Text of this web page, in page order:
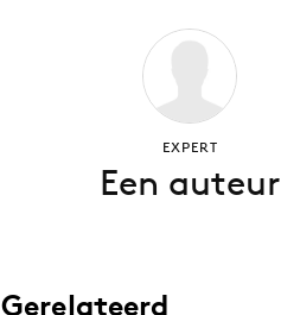
EXPERT
Een auteur
Gerelateerd